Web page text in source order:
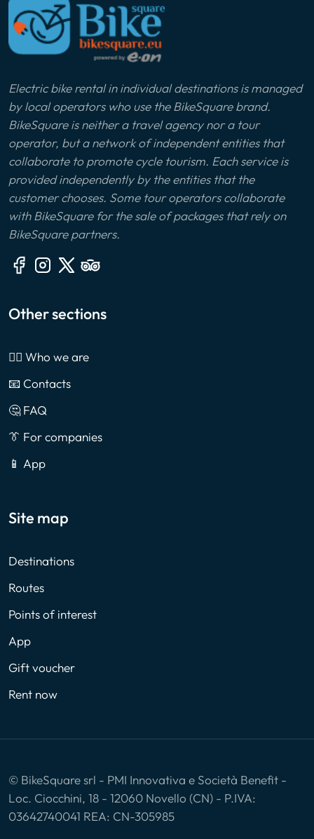
Electric bike rental in individual destinations is managed
by local operators who use the BikeSquare brand.
BikeSquare is neither a travel agency nor a tour
operator, but a network of independent entities that
collaborate to promote cycle tourism. Each service is
provided independently by the entities that the
customer chooses. Some tour operators collaborate
with BikeSquare for the sale of packages that rely on
BikeSquare partners.
Other sections
🙎‍♂️ Who we are
📧 Contacts
🤔 FAQ
👔 For companies
📱 App
Site map
Destinations
Routes
Points of interest
App
Gift voucher
Rent now
© BikeSquare srl - PMI Innovativa e Società Benefit -
Loc. Ciocchini, 18 - 12060 Novello (CN) - P.IVA:
03642740041 REA: CN-305985